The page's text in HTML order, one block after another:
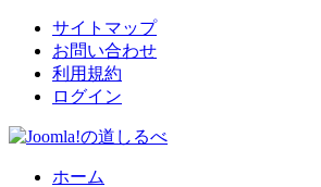
サイトマップ
お問い合わせ
利用規約
ログイン
ホーム